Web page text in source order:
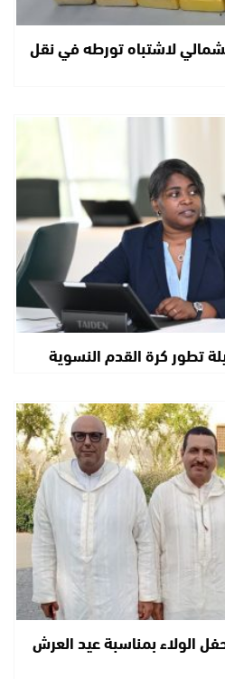
لاشتباه تورطه في نقل
تطور كرة القدم النسوية
الولاء بمناسبة عيد العرش